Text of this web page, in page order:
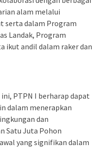
alam melalui
serta dalam Program
Landak, Program
ikut andil dalam raker dan
PTPN I berharap dapat
dalam menerapkan
dan
Satu Juta Pohon
yang signifikan dalam